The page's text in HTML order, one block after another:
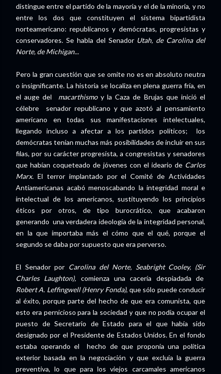
distingue entre el partido de la mayoría y el de la minoría, y no
entre los dos que constituyen el sistema bipartidista
norteamericano: republicanos y demócratas, progresistas y
conservadores. Se habla del SenadorUtah, de Carolina del
Norte, de Michigan...
Pero la gran cuestión que se omite no es en absoluto neutra
o insignificante. La historia se localiza en plena guerra fría, en
el auge del
macarthismo y la Caza de Brujas que inició el
célebre senador republicano y que azotó al pensamiento
americano en todas sus manifestaciones intelectuales,
llegando incluso a afectar a los partidos políticos; los
demócratas tenían muchas más posibilidades de incluir en sus
filas, por su carácter progresista, a congresistas y senadores
que habían coqueteado de jóvenes con el ideario de Carlos
Marx. El terror implantado por el Comité de Actividades
Antiamericanas acabó menoscabando la integridad moral e
intelectual de los americanos, sustituyendo los principios
éticos por otros, de tipo burocrático, que acabaron
generando una verdadera ideología de la integridad personal,
en la que importaba más el cómo que el qué, porque el
segundo se daba por supuesto que era perverso.
El Senador por Carolina del Norte, Seabright Cooley, (Sir
Charles Laughton), comienza una cacería despiadada de
Robert A. Leffingwell (Henry Fonda), que sólo puede conducir
al éxito, porque parte del hecho de que era comunista, que
esto era pernicioso para la sociedad y que no podía ocupar el
puesto de Secretario de Estado para el que había sido
designado por el Presidente de Estados Unidos. En el fondo
estaba operando el hecho de que proponía una política
exterior basada en la negociación y que excluía la guerra
preventiva, lo que para los viejos carcamales americanos